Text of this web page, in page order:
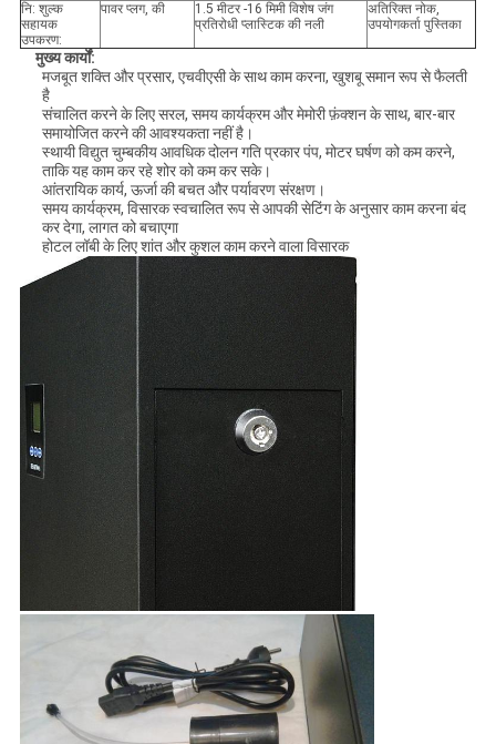
नि: शुल्क
सहायक
उपकरण:
पावर प्लग, की
1.5 मीटर -16 मिमी विशेष जंग
प्रतिरोधी प्लास्टिक की नली
अतिरिक्त नोक,
उपयोगकर्ता पुस्तिका
मुख्य कार्यों:
मजबूत शक्ति और प्रसार, एचवीएसी के साथ काम करना, खुशबू समान रूप से फैलती
है
संचालित करने के लिए सरल, समय कार्यक्रम और मेमोरी फ़ंक्शन के साथ, बार-बार
समायोजित करने की आवश्यकता नहीं है।
स्थायी विद्युत चुम्बकीय आवधिक दोलन गति प्रकार पंप, मोटर घर्षण को कम करने,
ताकि यह काम कर रहे शोर को कम कर सके।
आंतरायिक कार्य, ऊर्जा की बचत और पर्यावरण संरक्षण।
समय कार्यक्रम, विसारक स्वचालित रूप से आपकी सेटिंग के अनुसार काम करना बंद
कर देगा, लागत को बचाएगा
होटल लॉबी के लिए शांत और कुशल काम करने वाला विसारक